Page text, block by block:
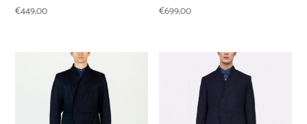
€449,00 €699,00